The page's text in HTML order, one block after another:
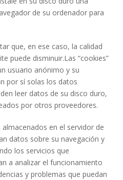
de su ordenador para
que, en ese caso, la calidad
puede disminuir.Las “cookies”
usuario anónimo y su
por sí solas los datos
leer datos de su disco duro,
por otros proveedores.
en el servidor de
datos sobre su navegación y
los servicios que
a analizar el funcionamiento
y problemas que puedan